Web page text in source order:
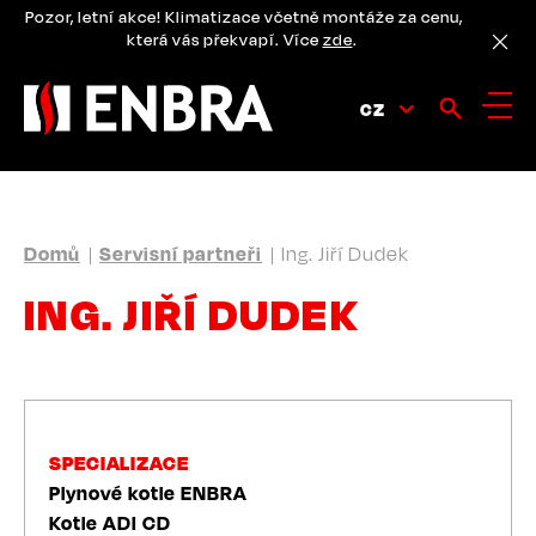
PřejítPozor, letní akce! Klimatizace včetně montáže za cenu,
která vás překvapí. Více zde.
CZ
DROBEČKOVÁ
NAVIGACE
Domů Servisní partneři Ing. Jiří Dudek
ING. JIŘÍ DUDEK
SPECIALIZACE
Plynové kotle ENBRA
Kotle ADI CD